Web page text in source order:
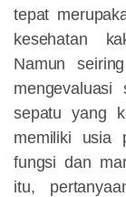
tepat
kesehatan
Namun
mengevaluasi
sepatu yang
memiliki usia
fungsi dan
itu,